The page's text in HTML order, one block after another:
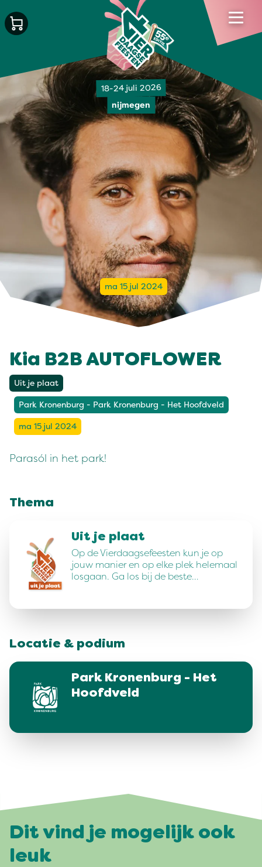
18-24 juli 2026
nijmegen
ma 15 jul 2024
Kia B2B AUTOFLOWER
Uit je plaat
Park Kronenburg - Park Kronenburg - Het Hoofdveld
ma 15 jul 2024
Parasól in het park!
Thema
Uit je plaat
Op de Vierdaagsefeesten kun je op
jouw manier en op elke plek helemaal
losgaan. Ga los bij de beste…
Locatie & podium
Park Kronenburg - Het
Hoofdveld
Dit vind je mogelijk ook
leuk